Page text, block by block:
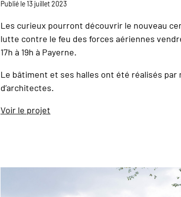
Publié le 13 juillet 2023
Les curieux pourront découvrir le nouveau
lutte contre le feu des forces aériennes
17h à 19h à Payerne.
Le bâtiment et ses halles ont été réalisés par
d’architectes.
Voir le projet